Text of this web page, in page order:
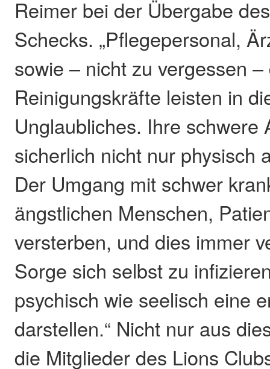
Reimer bei der Übergabe
Schecks. „Pflegepersonal,
sowie – nicht zu vergessen –
Reinigungskräfte leisten in
Unglaubliches. Ihre schwere
sicherlich nicht nur physisch
Der Umgang mit schwer
ängstlichen Menschen,
versterben, und dies immer
Sorge sich selbst zu
psychisch wie seelisch eine
darstellen.“ Nicht nur aus
die Mitglieder des Lions